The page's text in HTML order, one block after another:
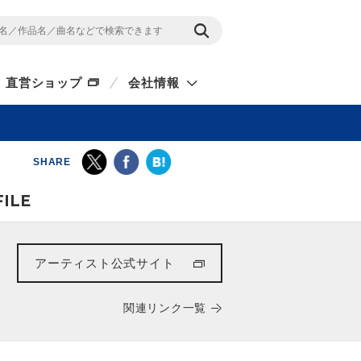
直営ショップ 会社情報
SHARE
アーティスト公式サイト
関連リンク一覧